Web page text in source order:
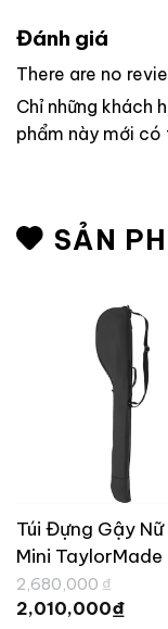
Đánh giá
There are no
Chỉ những khách
phẩm này mới có
SẢN
Túi Đựng Gậy
Mini TaylorMade
Wilshire UN110
2,680,000 ₫
gốc
là:
2,010,000₫